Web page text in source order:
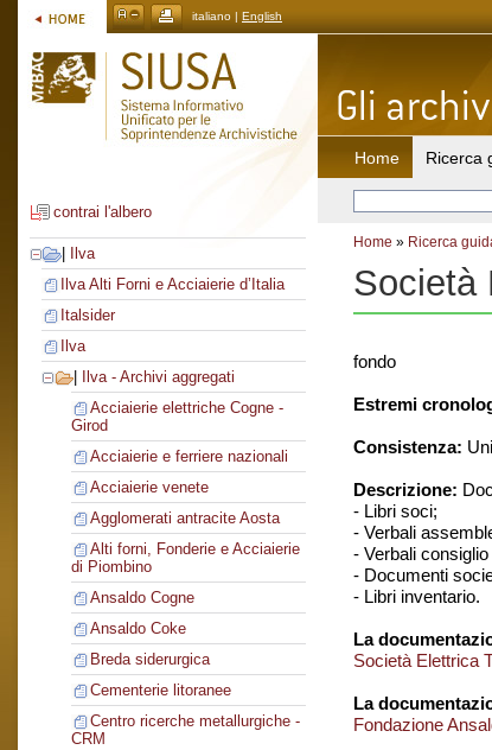
italiano | English
contrai l'albero
Ilva
Ilva Alti Forni e Acciaierie d’Italia
Italsider
Ilva
Ilva - Archivi aggregati
Acciaierie elettriche Cogne -
Girod
Acciaierie e ferriere nazionali
Acciaierie venete
Agglomerati antracite Aosta
Alti forni, Fonderie e Acciaierie
di Piombino
Ansaldo Cogne
Ansaldo Coke
Breda siderurgica
Cementerie litoranee
Centro ricerche metallurgiche -
CRM
Home Ricerca
Home » Ricerca
Società
fondo
Estremi
Consistenza:
Descrizione:
- Libri soci;
- Verbali
- Verbali
- Documenti
- Libri inventario.
La
Società Elettrica
La
Fondazione